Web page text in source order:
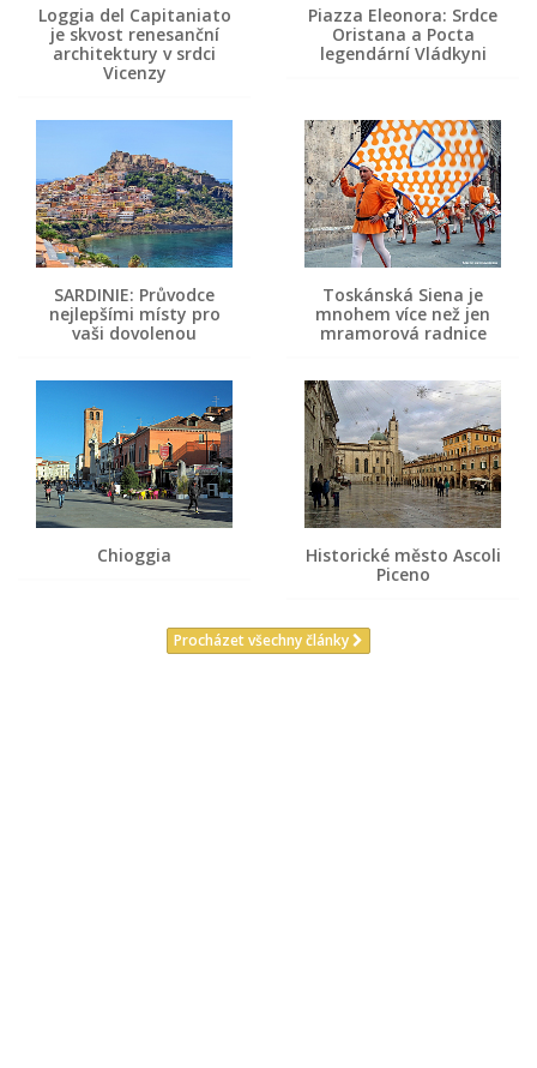
Loggia del Capitaniato
je skvost renesanční
architektury v srdci
Vicenzy
Piazza Eleonora: Srdce
Oristana a Pocta
legendární Vládkyni
SARDINIE: Průvodce
nejlepšími místy pro
vaši dovolenou
Toskánská Siena je
mnohem více než jen
mramorová radnice
Chioggia
Historické město Ascoli
Piceno
Procházet všechny články